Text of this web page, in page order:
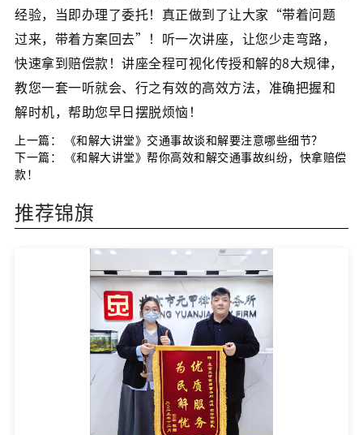
经验，当即办理了委托！真正做到了让大家“带着问题
过来，带着方案回去”！听一次讲座，让您少走弯路，
快速拿到赔偿款！讲座全程可视化传授和解的8大规律，
教您一套一听就会、行之有效的高效方法，准确把握和
解时机，帮助您早日摆脱烦恼！
上一篇：
《和解大讲堂》交通事故谈和解要注意哪些细节？
下一篇：
《和解大讲堂》帮你高效和解交通事故纠纷，快拿赔偿
款！
推荐锦旗